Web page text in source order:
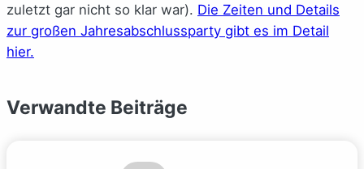
zuletzt gar nicht so klar war). Die Zeiten und Details
zur großen Jahresabschlussparty gibt es im Detail
hier.
Verwandte Beiträge